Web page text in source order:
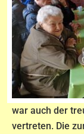
war auch der
vertreten. Die